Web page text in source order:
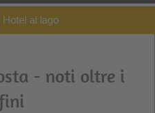
Hotel al lago
- noti oltre i